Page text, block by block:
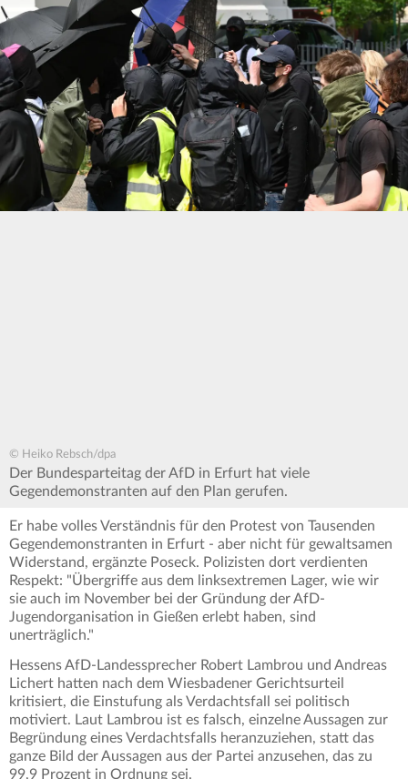
© Heiko Rebsch/dpa
Der Bundesparteitag der AfD in Erfurt hat viele
Gegendemonstranten auf den Plan gerufen.
Er habe volles Verständnis für den Protest von Tausenden
Gegendemonstranten in Erfurt - aber nicht für gewaltsamen
Widerstand, ergänzte Poseck. Polizisten dort verdienten
Respekt: "Übergriffe aus dem linksextremen Lager, wie wir
sie auch im November bei der Gründung der AfD-
Jugendorganisation in Gießen erlebt haben, sind
unerträglich."
Hessens AfD-Landessprecher Robert Lambrou und Andreas
Lichert hatten nach dem Wiesbadener Gerichtsurteil
kritisiert, die Einstufung als Verdachtsfall sei politisch
motiviert. Laut Lambrou ist es falsch, einzelne Aussagen zur
Begründung eines Verdachtsfalls heranzuziehen, statt das
ganze Bild der Aussagen aus der Partei anzusehen, das zu
99,9 Prozent in Ordnung sei.